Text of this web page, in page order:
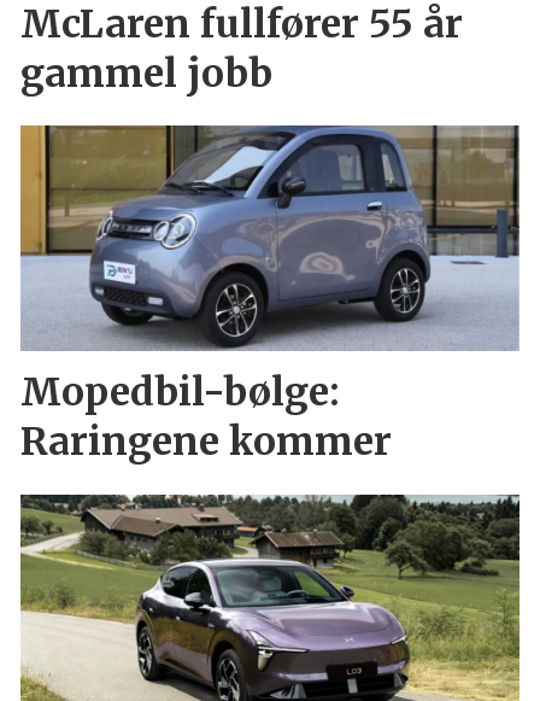
McLaren fullfører 55 år
gammel jobb
Mopedbil-bølge:
Raringene kommer